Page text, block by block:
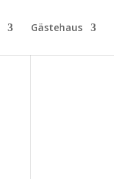
Gästehaus